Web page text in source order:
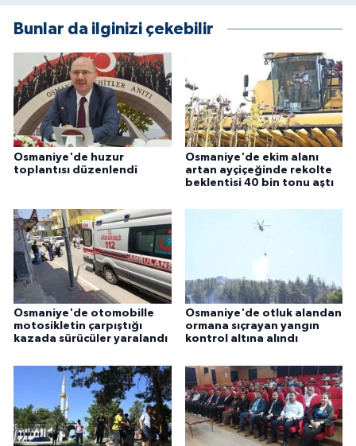
Bunlar da ilginizi çekebilir
Osmaniye'de huzur
toplantısı düzenlendi
Osmaniye'de ekim alanı
artan ayçiçeğinde rekolte
beklentisi 40 bin tonu aştı
Osmaniye'de otomobille
motosikletin çarpıştığı
kazada sürücüler yaralandı
Osmaniye'de otluk alandan
ormana sıçrayan yangın
kontrol altına alındı